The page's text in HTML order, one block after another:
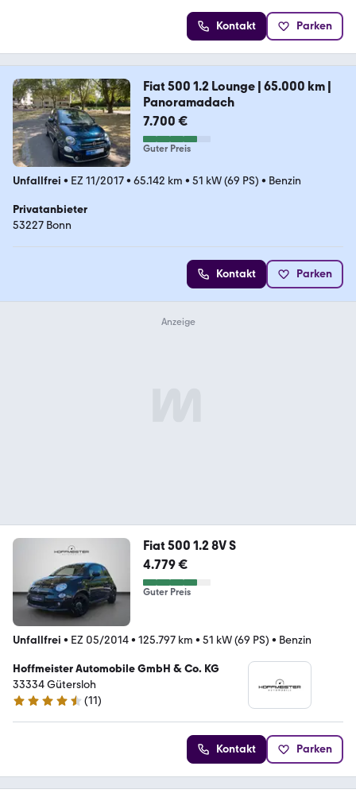
Kontakt Parken
Fiat 500 1.2 Lounge | 65.000 km |
Panoramadach
7.700 €
Guter Preis
Unfallfrei • EZ 11/2017• 65.142 km • 51 kW (69 PS) • Benzin
Privatanbieter
53227 Bonn
Kontakt Parken
Fiat 500 1.2 8V S
4.779 €
Guter Preis
Unfallfrei • EZ 05/2014• 125.797 km • 51 kW (69 PS) • Benzin
Hoffmeister Automobile GmbH & Co. KG
33334 Gütersloh
4.7 Sterne
(11)
Kontakt Parken